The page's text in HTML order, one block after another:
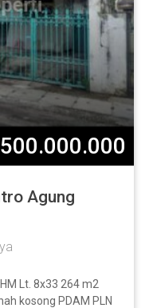
Agung
Lt. 8x33 264 m2
kosong PDAM PLN